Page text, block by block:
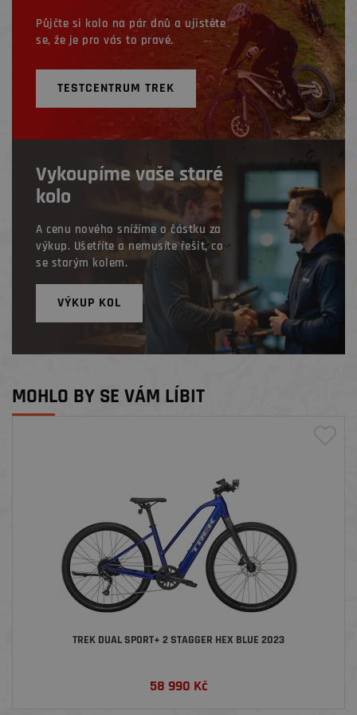
Půjčte si kolo na pár dnů a ujistěte
se, že je pro vás to pravé.
TESTCENTRUM TREK
Vykoupíme vaše staré
kolo
A cenu nového snížíme o částku za
výkup. Ušetříte a nemusíte řešit, co
se starým kolem.
VÝKUP KOL
MOHLO BY SE VÁM LÍBIT
TREK DUAL SPORT+ 2 STAGGER HEX BLUE 2023
58 990 Kč